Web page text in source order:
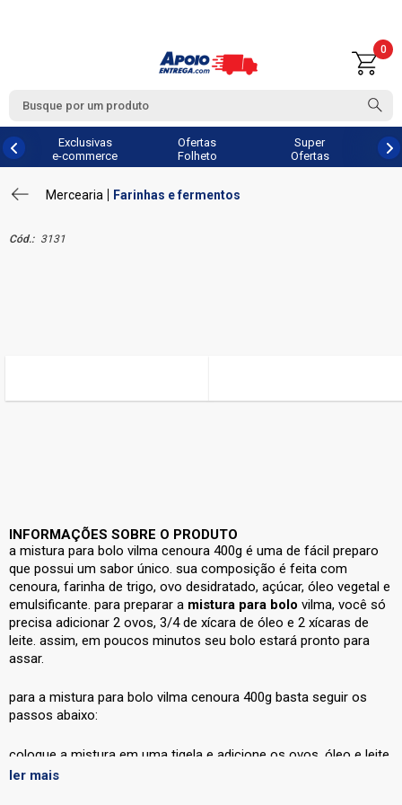
0
Exclusivas
e-commerce
Ofertas
Folheto
Super
Ofertas
Mercearia Farinhas e fermentos
Cód.: 3131
INFORMAÇÕES SOBRE O PRODUTO
a mistura para bolo vilma cenoura 400g é uma de fácil preparo
que possui um sabor único. sua composição é feita com
cenoura, farinha de trigo, ovo desidratado, açúcar, óleo vegetal e
emulsificante. para preparar a mistura para bolo vilma, você só
precisa adicionar 2 ovos, 3/4 de xícara de óleo e 2 xícaras de
leite. assim, em poucos minutos seu bolo estará pronto para
assar.
para a mistura para bolo vilma cenoura 400g basta seguir os
passos abaixo:
coloque a mistura em uma tigela e adicione os ovos, óleo e leite.
misture todos os ingredientes até que a massa obtida seja
ler mais